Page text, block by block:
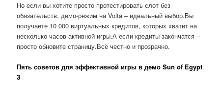
Но если вы хотите просто протестировать слот без
обязательств, демо-режим на Volta – идеальный выбор.Вы
получаете 10 000 виртуальных кредитов, которых хватит на
несколько часов активной игры.А если кредиты закончатся –
просто обновите страницу.Всё честно и прозрачно.
Пять советов для эффективной игры в демо Sun of Egypt
3